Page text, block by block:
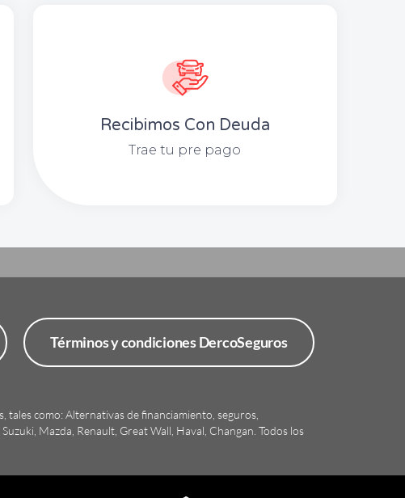
Recibimos Con Deuda
Trae tu pre pago
Términos y condiciones DercoSeguros
tales como: Alternativas de financiamiento, seguros,
Mazda, Renault, Great Wall, Haval, Changan. Todos los